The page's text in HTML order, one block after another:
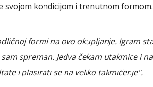
svojom kondicijom i trenutnom formom.
formi na ovo okupljanje. Igram
spreman. Jedva čekam utakmice i
i plasirati se na veliko takmičenje".